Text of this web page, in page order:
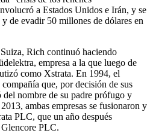
a Estados Unidos e Irán, y se
de evadir 50 millones de dólares en
Rich continuó haciendo
empresa a la que luego de
como Xstrata. En 1994, el
que, por decisión de sus
del nombre de su padre prófugo y
ambas empresas se fusionaron y
PLC, que un año después
PLC.